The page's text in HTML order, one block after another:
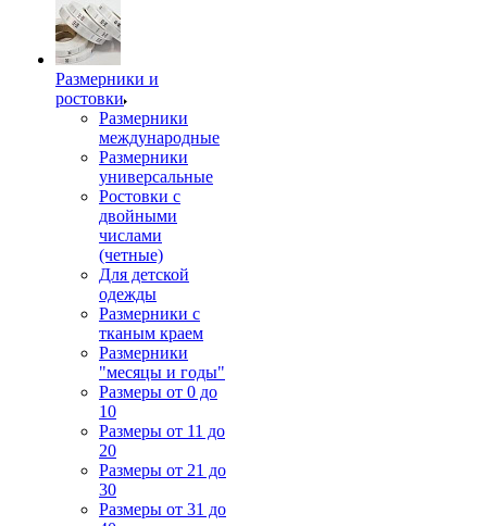
Размерники и
ростовки
Размерники
международные
Размерники
универсальные
Ростовки с
двойными
числами
(четные)
Для детской
одежды
Размерники с
тканым краем
Размерники
"месяцы и годы"
Размеры от 0 до
10
Размеры от 11 до
20
Размеры от 21 до
30
Размеры от 31 до